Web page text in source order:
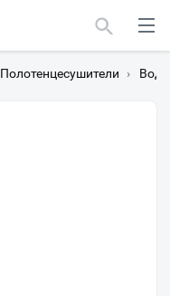
Полотенцесушители ›